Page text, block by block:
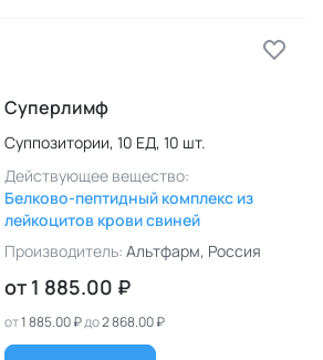
Суперлимф
Суппозитории, 10 ЕД, 10 шт.
Действующее вещество:
Белково-пептидный комплекс из
лейкоцитов крови свиней
Производитель: Альтфарм, Россия
от 1 885.00 ₽
от1 885.00 ₽до2 868.00 ₽